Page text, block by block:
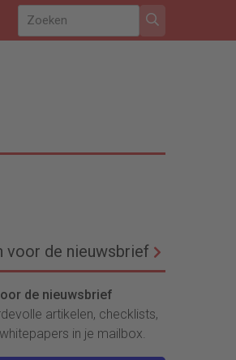
voor de nieuwsbrief
de nieuwsbrief
artikelen, checklists,
in je mailbox.